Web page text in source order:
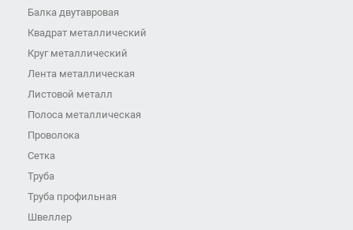
Балка двутавровая
Квадрат металлический
Круг металлический
Лента металлическая
Листовой металл
Полоса металлическая
Проволока
Сетка
Труба
Труба профильная
Швеллер